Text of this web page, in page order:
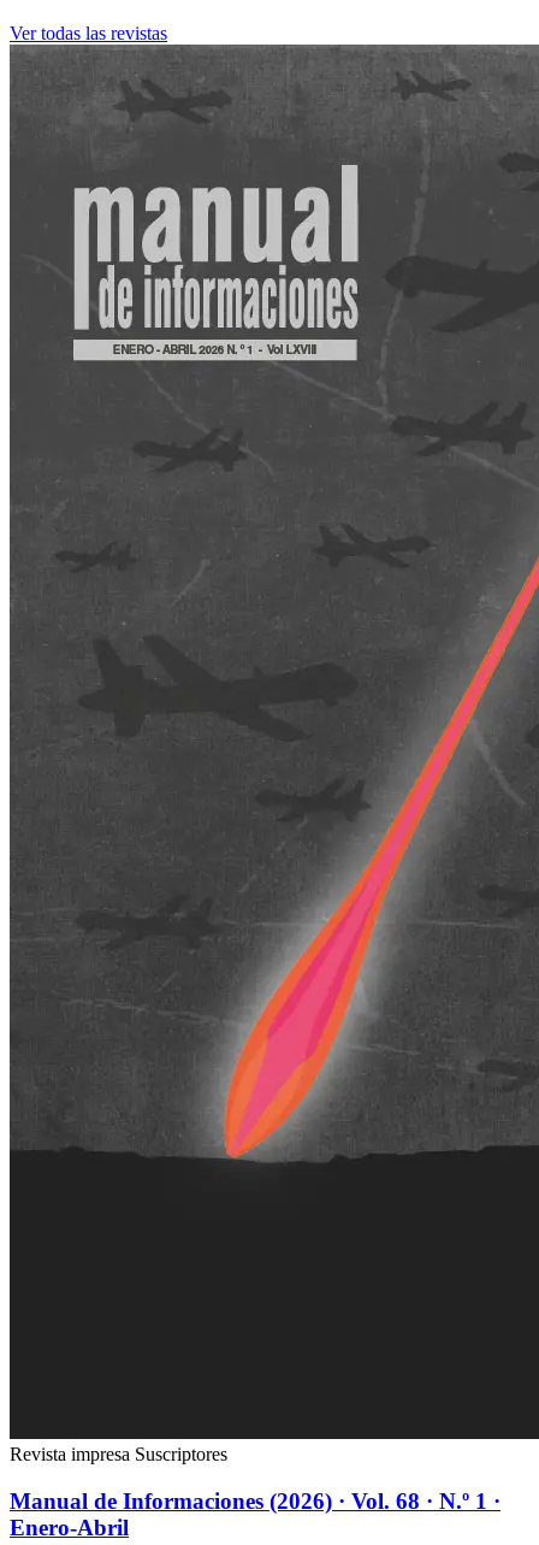
Ver todas las revistas
Revista impresa Suscriptores
Manual de Informaciones (2026) · Vol. 68 · N.º 1 ·
Enero-Abril